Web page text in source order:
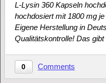
L-Lysin 360 Kapseln
hochdosiert mit 1800 mg
Eigene Herstellung in
Qualitätskontrolle! Das
0 Comments